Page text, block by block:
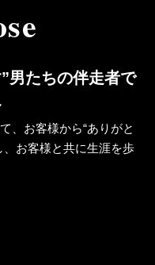
男たちの伴走者で
、お客様から“ありがと
、お客様と共に生涯を歩